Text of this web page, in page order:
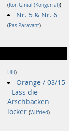
(Kon.G.nial (Kongenial))
Nr. 5 & Nr. 6
(Pas Paravant)
Ulli)
Orange / 08/15
- Lass die
Arschbacken
locker (Wilfried)